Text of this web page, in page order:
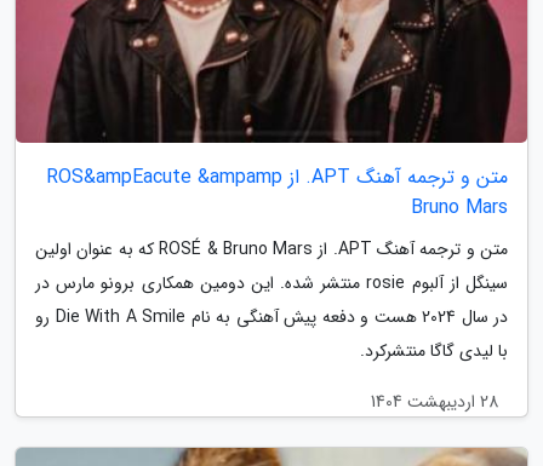
متن و ترجمه آهنگ APT. از ROS&ampEacute &ampamp
Bruno Mars
متن و ترجمه آهنگ APT. از ROSÉ & Bruno Mars که به عنوان اولین
سینگل از آلبوم rosie منتشر شده. این دومین همکاری برونو مارس در
در سال 2024 هست و دفعه پیش آهنگی به نام Die With A Smile رو
با لیدی گاگا منتشرکرد.
28 اردیبهشت 1404